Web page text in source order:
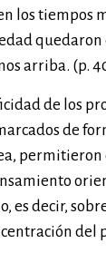
los tiempos
quedaron
arriba. (p.
de los
de
permitieron
es decir,
del